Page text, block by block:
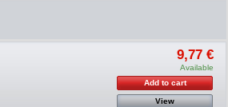
9,77 €
Available
Add to cart
View